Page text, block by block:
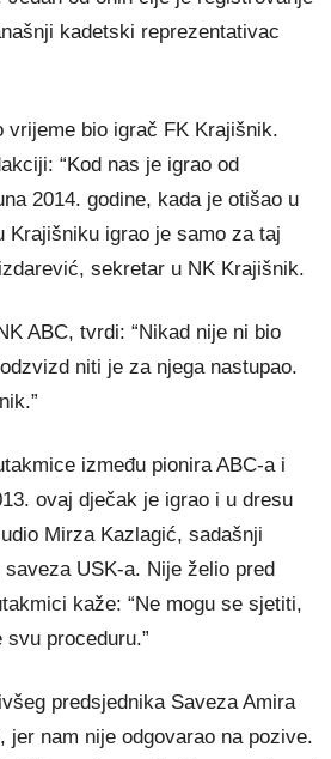
kadetski reprezentativac
vrijeme bio igrač FK Krajišnik.
“Kod nas je igrao od
2014. godine, kada je otišao u
Krajišniku igrao je samo za taj
sekretar u NK Krajišnik.
ABC, tvrdi: “Nikad nije ni bio
niti je za njega nastupao.
između pionira ABC-a i
ovaj dječak je igrao i u dresu
Mirza Kazlagić, sadašnji
USK-a. Nije želio pred
kaže: “Ne mogu se sjetiti,
proceduru.”
predsjednika Saveza Amira
jer nam nije odgovarao na pozive.